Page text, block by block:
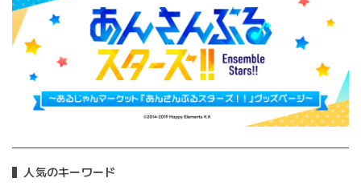
人気のキーワード